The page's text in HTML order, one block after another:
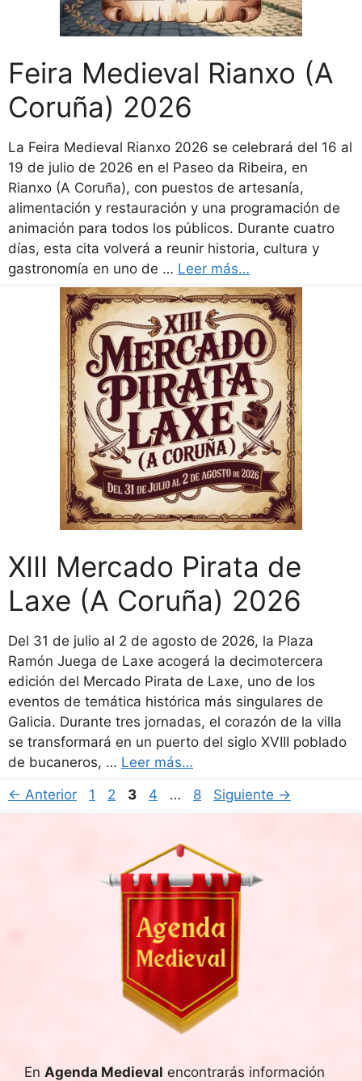
Feira Medieval Rianxo (A
Coruña) 2026
La Feira Medieval Rianxo 2026 se celebrará del 16 al
19 de julio de 2026 en el Paseo da Ribeira, en
Rianxo (A Coruña), con puestos de artesanía,
alimentación y restauración y una programación de
animación para todos los públicos. Durante cuatro
días, esta cita volverá a reunir historia, cultura y
gastronomía en uno de … Leer más…
XIII Mercado Pirata de
Laxe (A Coruña) 2026
Del 31 de julio al 2 de agosto de 2026, la Plaza
Ramón Juega de Laxe acogerá la decimotercera
edición del Mercado Pirata de Laxe, uno de los
eventos de temática histórica más singulares de
Galicia. Durante tres jornadas, el corazón de la villa
se transformará en un puerto del siglo XVIII poblado
de bucaneros, … Leer más…
← Anterior Página
1 Página
2 Página
3 Página
4 … Página
8 Siguiente →
En Agenda Medieval encontrarás información